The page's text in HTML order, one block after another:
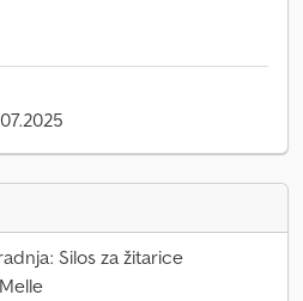
Silos za žitarice